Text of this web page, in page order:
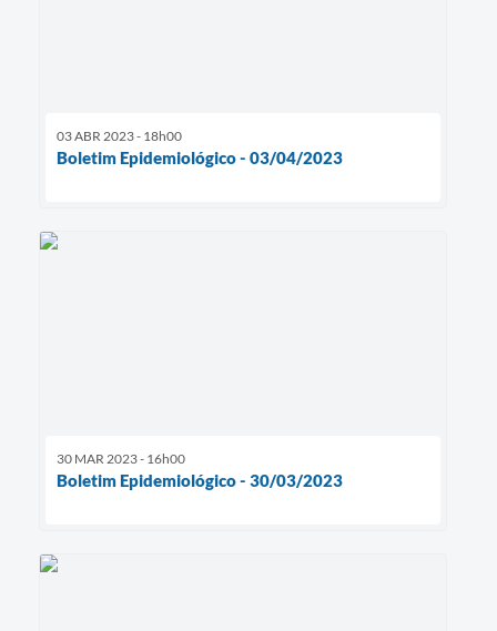
03 ABR 2023 - 18h00
Boletim Epidemiológico - 03/04/2023
30 MAR 2023 - 16h00
Boletim Epidemiológico - 30/03/2023